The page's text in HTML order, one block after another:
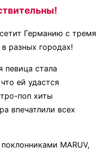
Германию с тремя
разных городах!
певица стала
ей удастся
поп хиты
впечатлили всех
MARUV,